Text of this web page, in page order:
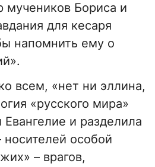
мучеников Бориса и
для кесаря
напомнить ему о
всем, «нет ни эллина,
«русского мира»
и разделила
особой
– врагов,